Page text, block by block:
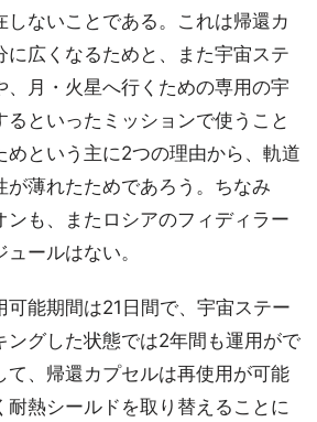
しないことである。これは帰還カ
に広くなるためと、また宇宙ステ
、月・火星へ行くための専用の宇
るといったミッションで使うこと
めという主に2つの理由から、軌道
が薄れたためであろう。ちなみ
ンも、またロシアのフィディラー
ールはない。
可能期間は21日間で、宇宙ステー
ングした状態では2年間も運用がで
て、帰還カプセルは再使用が可能
耐熱シールドを取り替えることに